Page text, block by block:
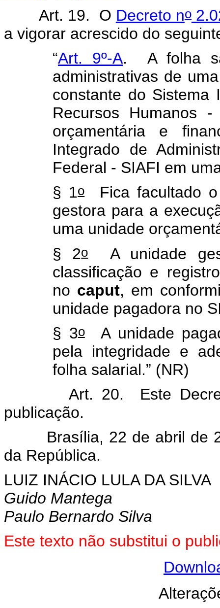
Art. 19. O Decreto no
a vigorar acrescido do
“Art. 9º-A. A folha
administrativas de
constante do Sistema
Recursos Humanos
orçamentária e
Integrado de
Federal - SIAFI em
§ 1oFica facultado o
gestora para a
uma unidade
§ 2oA unidade
classificação e
no caput, em
unidade pagadora no
§ 3oA unidade
pela integridade e
folha salarial.” (NR)
Art. 20. Este
publicação.
Brasília, 22 de abril de
da República.
LUIZ INÁCIO LULA DA SILVA
Guido Mantega
Paulo Bernardo Silva
Este texto não substitui o